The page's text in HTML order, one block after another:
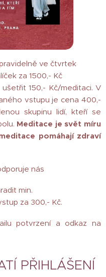
ve čtvrtek 🤗
za 1500,- Kč
150,- Kč/meditaci. V
vstupu je cena 400,-
skupinu lidí, kteří se
Meditace je svět míru
pomáhají zdraví
nás
min.
za 300,- Kč.
potvrzení a odkaz na
PŘIHLÁŠENÍ